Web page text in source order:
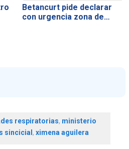
Betancurt pide declarar
con urgencia zona de…
respiratorias, ministerio
sincicial , ximena aguilera